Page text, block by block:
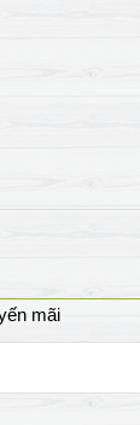
mãi